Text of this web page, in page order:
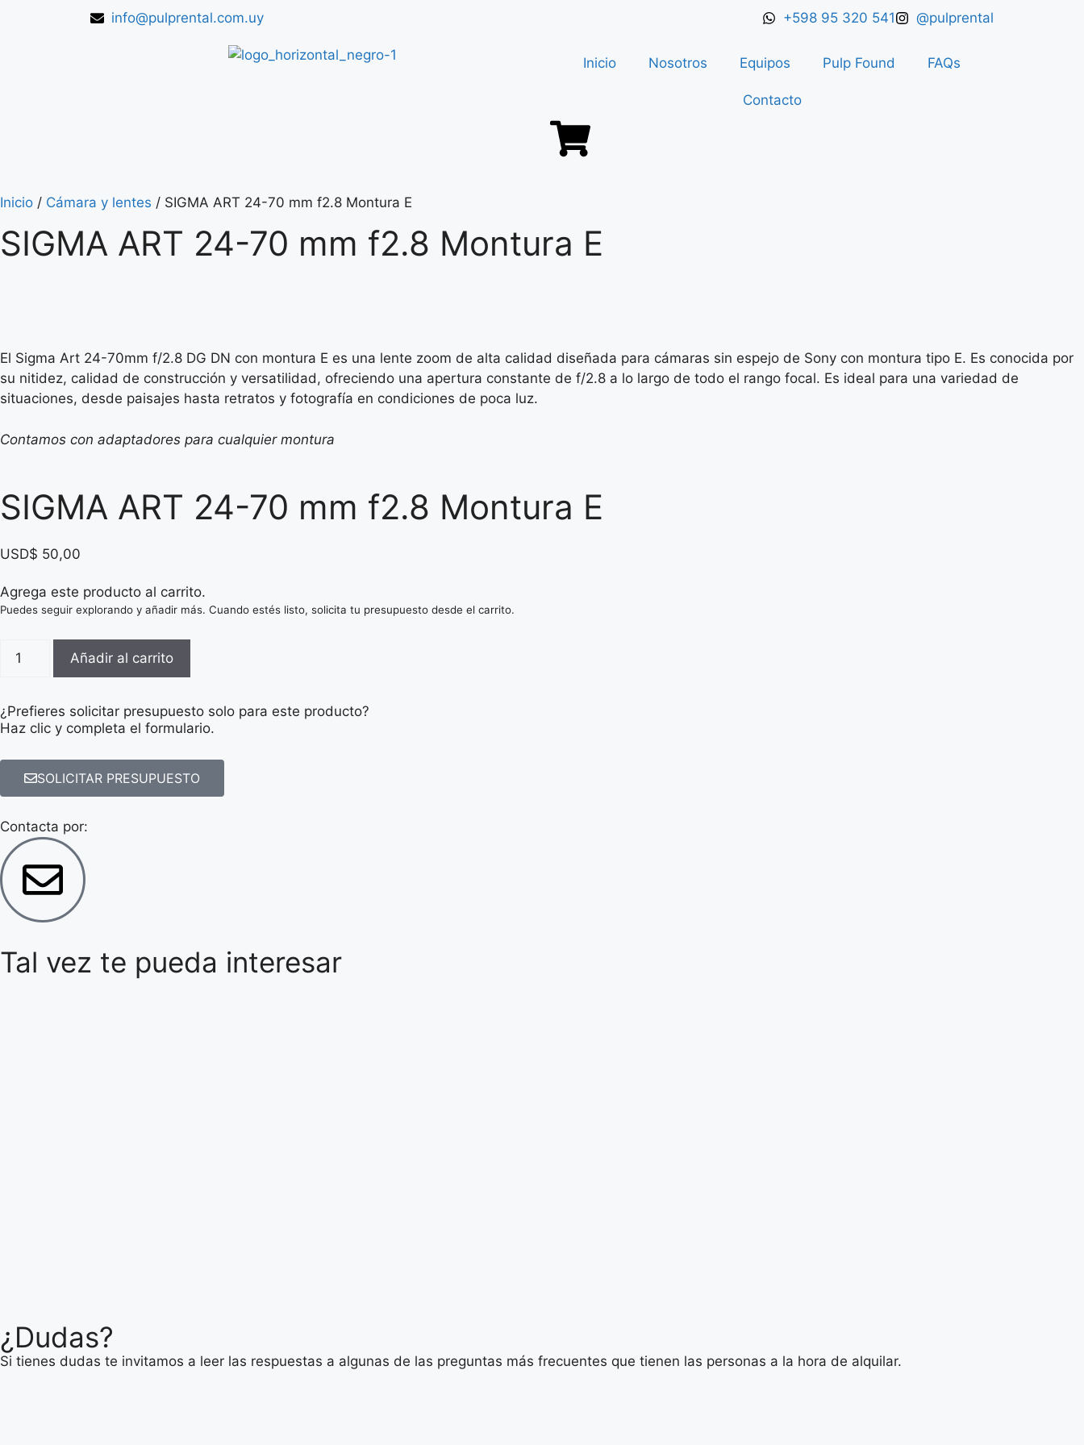
info@pulprental.com.uy +598 95 320 541 @pulprental
Inicio Nosotros Equipos Pulp Found FAQs
Contacto
Inicio / Cámara y lentes / SIGMA ART 24-70 mm f2.8 Montura E
SIGMA ART 24-70 mm f2.8 Montura E
El Sigma Art 24-70mm f/2.8 DG DN con montura E es una lente zoom de alta calidad diseñada para cámaras sin espejo de Sony con montura tipo E. Es conocida por
su nitidez, calidad de construcción y versatilidad, ofreciendo una apertura constante de f/2.8 a lo largo de todo el rango focal. Es ideal para una variedad de
situaciones, desde paisajes hasta retratos y fotografía en condiciones de poca luz.
Contamos con adaptadores para cualquier montura
SIGMA ART 24-70 mm f2.8 Montura E
USD$ 50,00
Agrega este producto al carrito.
Puedes seguir explorando y añadir más. Cuando estés listo, solicita tu presupuesto desde el carrito.
Añadir al carrito
¿Prefieres solicitar presupuesto solo para este producto?
Haz clic y completa el formulario.
SOLICITAR PRESUPUESTO
Contacta por:
Tal vez te pueda interesar
¿Dudas?
Si tienes dudas te invitamos a leer las respuestas a algunas de las preguntas más frecuentes que tienen las personas a la hora de alquilar.